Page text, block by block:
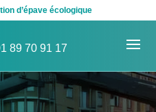
d’épave écologique
89 70 91 17